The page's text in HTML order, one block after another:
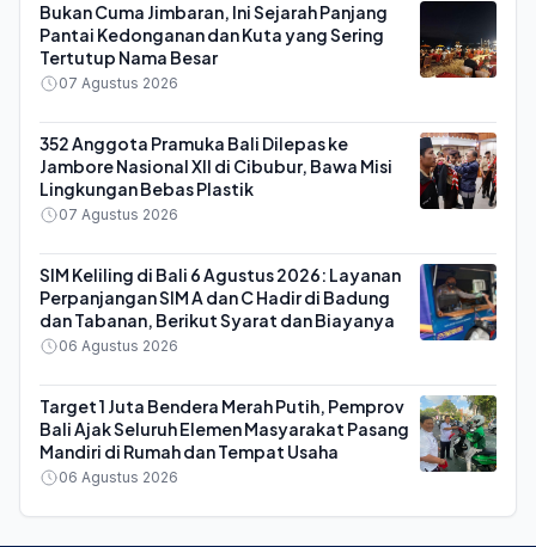
Bukan Cuma Jimbaran, Ini Sejarah Panjang
Pantai Kedonganan dan Kuta yang Sering
Tertutup Nama Besar
07 Agustus 2026
352 Anggota Pramuka Bali Dilepas ke
Jambore Nasional XII di Cibubur, Bawa Misi
Lingkungan Bebas Plastik
07 Agustus 2026
SIM Keliling di Bali 6 Agustus 2026: Layanan
Perpanjangan SIM A dan C Hadir di Badung
dan Tabanan, Berikut Syarat dan Biayanya
06 Agustus 2026
Target 1 Juta Bendera Merah Putih, Pemprov
Bali Ajak Seluruh Elemen Masyarakat Pasang
Mandiri di Rumah dan Tempat Usaha
06 Agustus 2026